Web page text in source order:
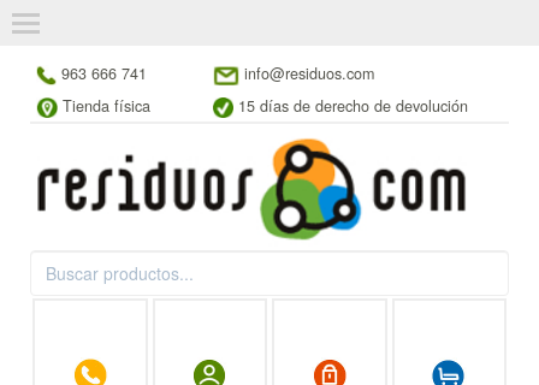
963 666 741
info@residuos.com
Tienda física
15 días de derecho de devolución